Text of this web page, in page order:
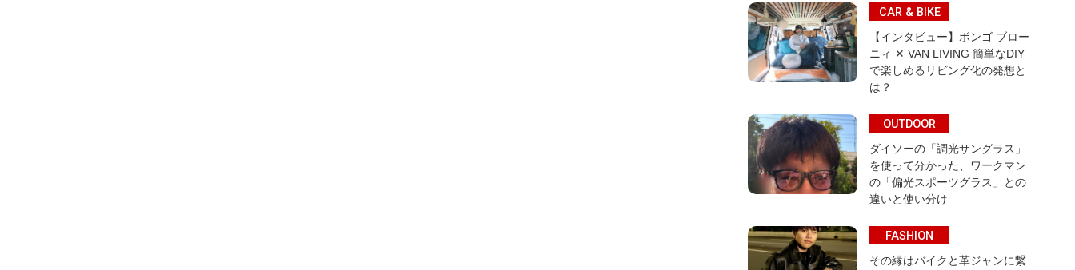
CAR & BIKE
【インタビュー】ボンゴ ブロー
ニィ ✕ VAN LIVING 簡単なDIY
で楽しめるリビング化の発想と
は？
OUTDOOR
ダイソーの「調光サングラス」
を使って分かった、ワークマン
の「偏光スポーツグラス」との
違いと使い分け
FASHION
その縁はバイクと革ジャンに繋